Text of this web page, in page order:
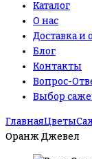
Каталог
О нас
Доставка и
Блог
Контакты
Вопрос-
Выбор
ГлавнаяЦветы
Оранж Джевел